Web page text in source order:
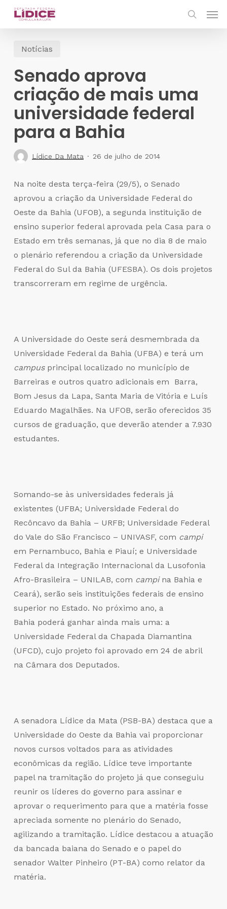
Skip
contentNotícias
Senado aprova
criação de mais uma
universidade federal
para a Bahia
Lídice Da Mata 26 de julho de 2014
Na noite desta terça-feira (29/5), o Senado
aprovou a criação da Universidade Federal do
Oeste da Bahia (UFOB), a segunda instituição de
ensino superior federal aprovada pela Casa para o
Estado em três semanas, já que no dia 8 de maio
o plenário referendou a criação da Universidade
Federal do Sul da Bahia (UFESBA). Os dois projetos
transcorreram em regime de urgência.
A Universidade do Oeste será desmembrada da
Universidade Federal da Bahia (UFBA) e terá um
campusprincipal localizado no município de
Barreiras e outros quatro adicionais em Barra,
Bom Jesus da Lapa, Santa Maria de Vitória e Luís
Eduardo Magalhães. Na UFOB, serão oferecidos 35
cursos de graduação, que deverão atender a 7.930
estudantes.
Somando-se às universidades federais já
existentes (UFBA; Universidade Federal do
Recôncavo da Bahia – URFB; Universidade Federal
do Vale do São Francisco – UNIVASF, com campi
em Pernambuco, Bahia e Piauí; e Universidade
Federal da Integração Internacional da Lusofonia
Afro-Brasileira – UNILAB, com campina Bahia e
Ceará), serão seis instituições federais de ensino
superior no Estado. No próximo ano, a
Bahia poderá ganhar ainda mais uma: a
Universidade Federal da Chapada Diamantina
(UFCD), cujo projeto foi aprovado em 24 de abril
na Câmara dos Deputados.
A senadora Lídice da Mata (PSB-BA) destaca que a
Universidade do Oeste da Bahia vai proporcionar
novos cursos voltados para as atividades
econômicas da região. Lídice teve importante
papel na tramitação do projeto já que conseguiu
reunir os líderes do governo para assinar e
aprovar o requerimento para que a matéria fosse
apreciada somente no plenário do Senado,
agilizando a tramitação. Lídice destacou a atuação
da bancada baiana do Senado e o papel do
senador Walter Pinheiro (PT-BA) como relator da
matéria.